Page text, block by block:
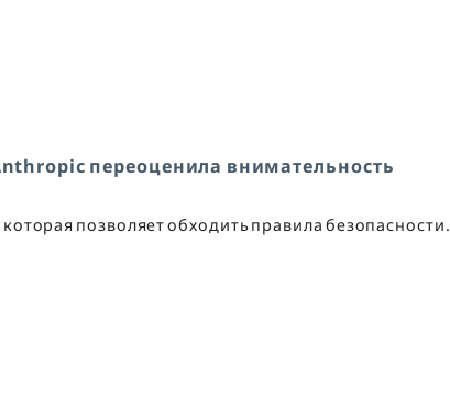
переоценила внимательность
позволяет обходить правила безопасности.